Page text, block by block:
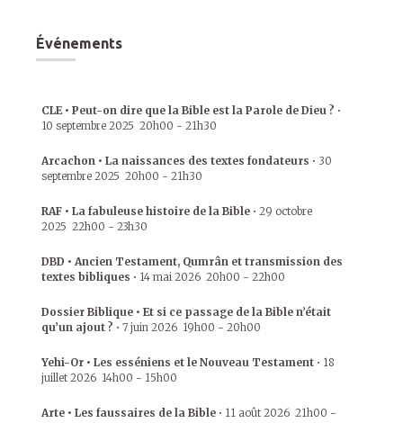
Événements
CLE • Peut-on dire que la Bible est la Parole de Dieu ? •
10 septembre 2025 20h00 - 21h30
Arcachon • La naissances des textes fondateurs • 30
septembre 2025 20h00 - 21h30
RAF • La fabuleuse histoire de la Bible • 29 octobre
2025 22h00 - 23h30
DBD • Ancien Testament, Qumrân et transmission des
textes bibliques • 14 mai 2026 20h00 - 22h00
Dossier Biblique • Et si ce passage de la Bible n’était
qu’un ajout ? • 7 juin 2026 19h00 - 20h00
Yehi-Or • Les esséniens et le Nouveau Testament • 18
juillet 2026 14h00 - 15h00
Arte • Les faussaires de la Bible • 11 août 2026 21h00 -